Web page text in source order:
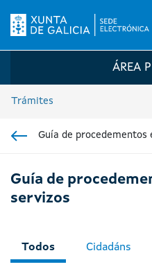
Logo da Sede
ÁREA
Trámites
Guía de procedementos
Guía de
servizos
Todos Cidadáns